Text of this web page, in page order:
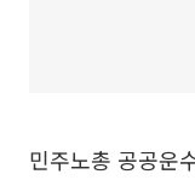
민주노총 공공운